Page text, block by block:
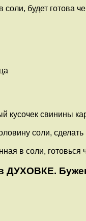
будет готова
кусочек свинины
соли,
в соли, готовься